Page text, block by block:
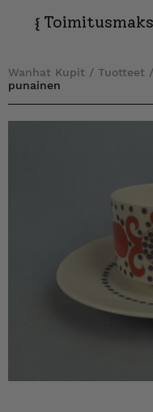
{
Wanhat Kupit / Tuotteet /
punainen